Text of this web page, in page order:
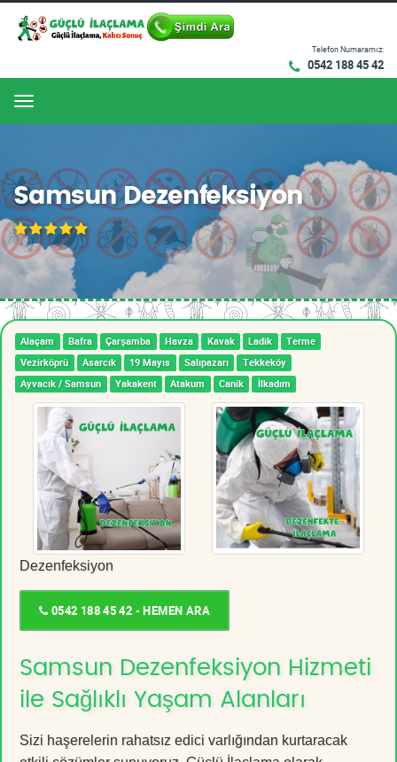
Telefon Numaramız:
0542 188 45 42
Menu
Samsun Dezenfeksiyon
Alaçam Bafra Çarşamba Havza Kavak Ladik
Terme
Vezirköprü
Asarcık 19 Mayıs Salıpazarı
Tekkeköy
Ayvacık / Samsun
Yakakent Atakum Canik İlkadım
Dezenfeksiyon
0542 188 45 42 - HEMEN ARA
Samsun Dezenfeksiyon Hizmeti
ile Sağlıklı Yaşam Alanları
Sizi haşerelerin rahatsız edici varlığından kurtaracak